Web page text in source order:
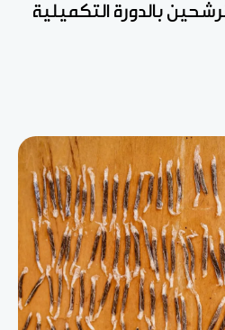
بالدورة التكميلية